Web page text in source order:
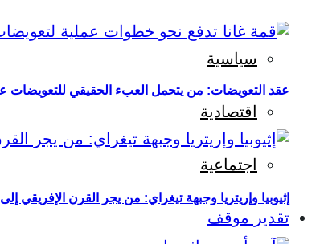
سياسية
اقتصادية
اجتماعية
تقدير موقف
عقد التعويضات: من يتحمل العبء الحقيقي للتعويضات
إثيوبيا وإريتريا وجبهة تيغراي: من يجر القرن الإفريقي